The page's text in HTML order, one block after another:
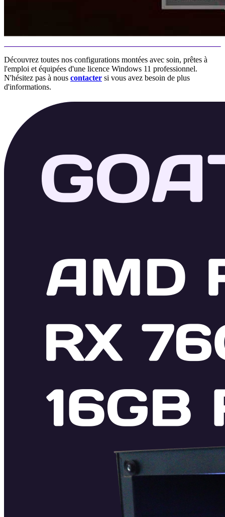
Découvrez toutes nos configurations montées avec soin, prêtes à
l'emploi et équipées d'une licence Windows 11 professionnel.
N'hésitez pas à nous contacter si vous avez besoin de plus
d'informations.